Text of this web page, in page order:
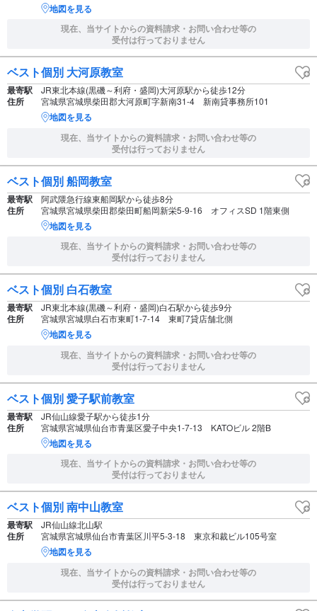
地図を見る
現在、当サイトからの資料請求・お問い合わせ等の
受付は行っておりません
ベスト個別 大河原教室
最寄駅 JR東北本線(黒磯～利府・盛岡)大河原駅から徒歩12分
住所 宮城県宮城県柴田郡大河原町字新南31-4 新南貸事務所101
地図を見る
現在、当サイトからの資料請求・お問い合わせ等の
受付は行っておりません
ベスト個別 船岡教室
最寄駅 阿武隈急行線東船岡駅から徒歩8分
住所 宮城県宮城県柴田郡柴田町船岡新栄5-9-16 オフィスSD 1階東側
地図を見る
現在、当サイトからの資料請求・お問い合わせ等の
受付は行っておりません
ベスト個別 白石教室
最寄駅 JR東北本線(黒磯～利府・盛岡)白石駅から徒歩9分
住所 宮城県宮城県白石市東町1-7-14 東町7貸店舗北側
地図を見る
現在、当サイトからの資料請求・お問い合わせ等の
受付は行っておりません
ベスト個別 愛子駅前教室
最寄駅 JR仙山線愛子駅から徒歩1分
住所 宮城県宮城県仙台市青葉区愛子中央1-7-13 KATOビル 2階B
地図を見る
現在、当サイトからの資料請求・お問い合わせ等の
受付は行っておりません
ベスト個別 南中山教室
最寄駅 JR仙山線北山駅
住所 宮城県宮城県仙台市青葉区川平5-3-18 東京和裁ビル105号室
地図を見る
現在、当サイトからの資料請求・お問い合わせ等の
受付は行っておりません